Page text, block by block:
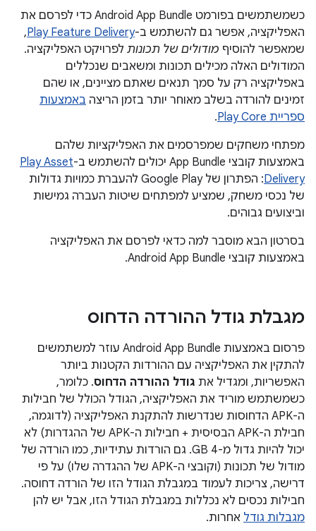
כשמשתמשים בפורמט Android App Bundle כדי לפרסם את
האפליקציה, אפשר גם להשתמש ב-Play Feature Delivery
,
שמאפשר להוסיף מודולים של תכונות לפרויקט האפליקציה.
המודולים האלה מכילים תכונות ומשאבים שנכללים
באפליקציה רק על סמך תנאים שאתם מציינים, או שהם
זמינים להורדה בשלב מאוחר יותר בזמן הריצה באמצעות
ספריית Play Core
.
מפתחי משחקים שמפרסמים את האפליקציות שלהם
באמצעות קובצי App Bundle יכולים להשתמש ב-
Play Asset
Delivery
: הפתרון של Google Play להעברת כמויות גדולות
של נכסי משחק, שמציע למפתחים שיטות העברה גמישות
וביצועים גבוהים.
בסרטון הבא מוסבר למה כדאי לפרסם את האפליקציה
באמצעות קובצי Android App Bundle.
מגבלת גודל ההורדה הדחוס
פרסום באמצעות Android App Bundle עוזר למשתמשים
להתקין את האפליקציה עם ההורדות הקטנות ביותר
האפשריות, ומגדיל את גודל ההורדה הדחוס. כלומר,
כשמשתמש מוריד את האפליקציה, הגודל הכולל של חבילות
ה-APK הדחוסות שנדרשות להתקנת האפליקציה (לדוגמה,
חבילת ה-APK הבסיסית + חבילות ה-APK של ההגדרות) לא
יכול להיות גדול מ-4 GB. גם הורדות עתידיות, כמו הורדה של
מודול של תכונות (וקובצי ה-APK של ההגדרה שלו) על פי
דרישה, צריכות לעמוד במגבלת הגודל הזו של הורדה דחוסה.
חבילות נכסים לא נכללות במגבלת הגודל הזו, אבל יש להן
מגבלות גודל אחרות.